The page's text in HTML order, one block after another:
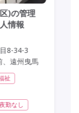
)の管理
情報
8-34-3
、遠州曳馬
祉
勤なし